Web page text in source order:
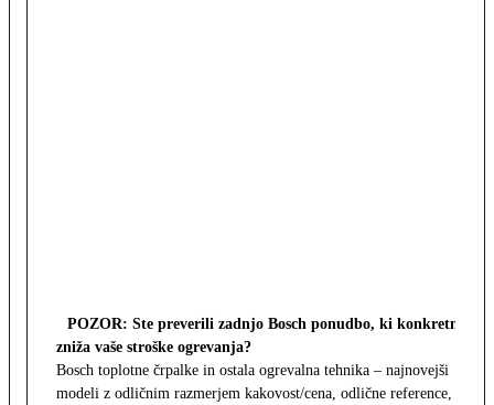
POZOR: Ste preverili zadnjo Bosch ponudbo, ki konkretno
zniža vaše stroške ogrevanja?
Bosch toplotne črpalke in ostala ogrevalna tehnika – najnovejši
modeli z odličnim razmerjem kakovost/cena, odlične reference,